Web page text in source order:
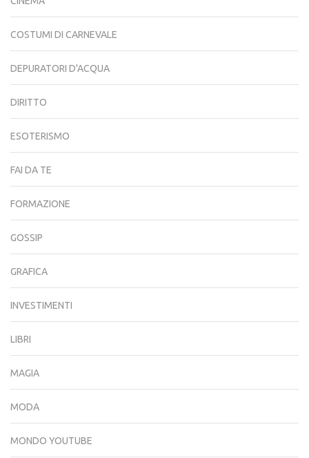
COSTUMI DI CARNEVALE
DEPURATORI D'ACQUA
DIRITTO
ESOTERISMO
FAI DA TE
FORMAZIONE
GOSSIP
GRAFICA
INVESTIMENTI
LIBRI
MAGIA
MODA
MONDO YOUTUBE